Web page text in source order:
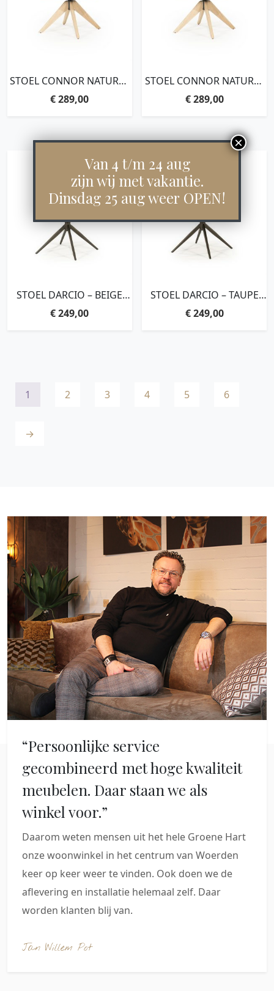
STOEL CONNOR NATUREL
– MOSTERD DONNA
€289,00
STOEL CONNOR NATUREL
– TAUPE DONNA
€289,00
STOEL DARCIO – BEIGE
GLEAM
€249,00
STOEL DARCIO – TAUPE
GLEAM
€249,00
1 2 3 4 5 6
→
“Persoonlijke service
gecombineerd met hoge kwaliteit
meubelen. Daar staan we als
winkel voor.”
Daarom weten mensen uit het hele Groene Hart
onze woonwinkel in het centrum van Woerden
keer op keer weer te vinden. Ook doen we de
aflevering en installatie helemaal zelf. Daar
worden klanten blij van.
Jan Willem Pot
Van 4 t/m 24 aug
zijn wij met vakantie.
Dinsdag 25 aug weer OPEN!